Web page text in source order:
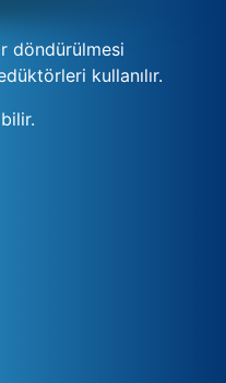
döndürülmesi
kullanılır.